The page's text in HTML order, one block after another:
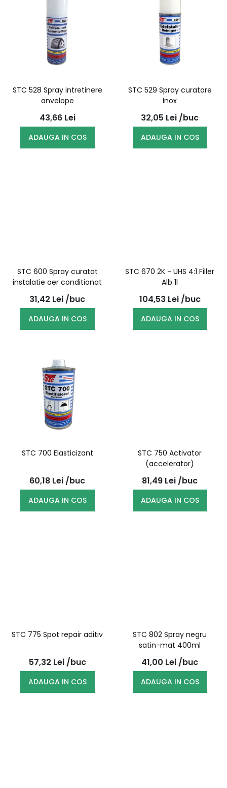
STC 528 Spray intretinere
anvelope
43,66 Lei
ADAUGA IN COS
STC 529 Spray curatare
Inox
32,05 Lei /buc
ADAUGA IN COS
STC 600 Spray curatat
instalatie aer conditionat
31,42 Lei /buc
ADAUGA IN COS
STC 670 2K - UHS 4:1 Filler
Alb 1l
104,53 Lei /buc
ADAUGA IN COS
STC 700 Elasticizant
60,18 Lei /buc
ADAUGA IN COS
STC 750 Activator
(accelerator)
81,49 Lei /buc
ADAUGA IN COS
STC 775 Spot repair aditiv
57,32 Lei /buc
ADAUGA IN COS
STC 802 Spray negru
satin-mat 400ml
41,00 Lei /buc
ADAUGA IN COS